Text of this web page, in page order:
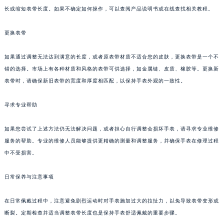
长或缩短表带长度。如果不确定如何操作，可以查阅产品说明书或在线查找相关教程。
更换表带
如果通过调整无法达到满意的长度，或者原表带材质不适合您的皮肤，更换表带是一个不
错的选择。市场上有各种材质和风格的表带可供选择，如金属链、皮质、橡胶等。更换新
表带时，请确保新旧表带的宽度和厚度相匹配，以保持手表外观的一致性。
寻求专业帮助
如果您尝试了上述方法仍无法解决问题，或者担心自行调整会损坏手表，请寻求专业维修
服务的帮助。专业的维修人员能够提供更精确的测量和调整服务，并确保手表在修理过程
中不受损害。
日常保养与注意事项
在日常佩戴过程中，注意避免剧烈运动时对手表施加过大的拉扯力，以免导致表带变形或
断裂。定期检查并适当调整表带长度也是保持手表舒适佩戴的重要步骤。